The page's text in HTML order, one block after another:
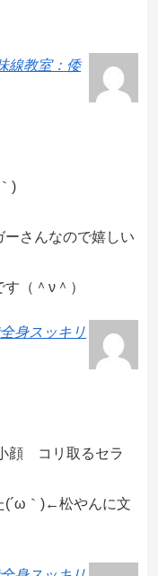
線教室：倭
)
さんなので嬉しい
（＾ν＾）
身スッキリ
顔 コリ取るセラ
(´ω｀)←松やんに文